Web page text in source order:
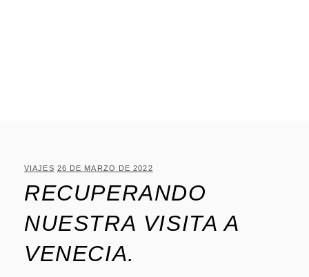
VIAJES 26 DE MARZO DE 2022
RECUPERANDO
NUESTRA VISITA A
VENECIA.